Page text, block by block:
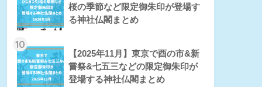
桜の季節など限定御朱印が登場す
る神社仏閣まとめ
10
【2025年11月】東京で酉の市&新
嘗祭&七五三などの限定御朱印が
登場する神社仏閣まとめ